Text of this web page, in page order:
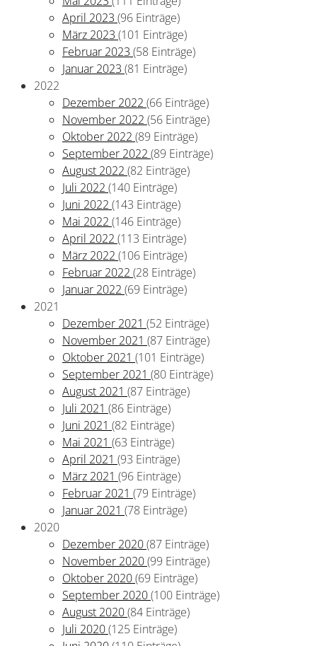
April 2023 (96 Einträge)
März 2023 (101 Einträge)
Februar 2023 (58 Einträge)
Januar 2023 (81 Einträge)
2022
Dezember 2022 (66 Einträge)
November 2022 (56 Einträge)
Oktober 2022 (89 Einträge)
September 2022 (89 Einträge)
August 2022 (82 Einträge)
Juli 2022 (140 Einträge)
Juni 2022 (143 Einträge)
Mai 2022 (146 Einträge)
April 2022 (113 Einträge)
März 2022 (106 Einträge)
Februar 2022 (28 Einträge)
Januar 2022 (69 Einträge)
2021
Dezember 2021 (52 Einträge)
November 2021 (87 Einträge)
Oktober 2021 (101 Einträge)
September 2021 (80 Einträge)
August 2021 (87 Einträge)
Juli 2021 (86 Einträge)
Juni 2021 (82 Einträge)
Mai 2021 (63 Einträge)
April 2021 (93 Einträge)
März 2021 (96 Einträge)
Februar 2021 (79 Einträge)
Januar 2021 (78 Einträge)
2020
Dezember 2020(87 Einträge)
November 2020(99 Einträge)
Oktober 2020(69 Einträge)
September 2020(100 Einträge)
August 2020(84 Einträge)
Juli 2020(125 Einträge)